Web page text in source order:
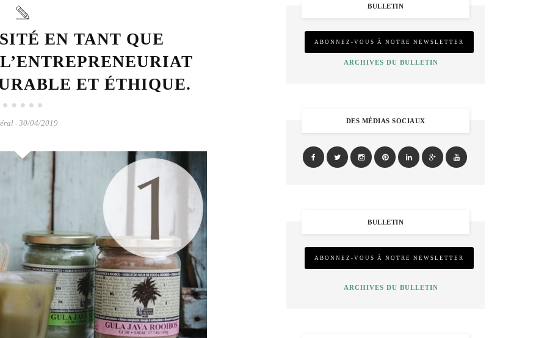
EN TANT QUE
ET ÉTHIQUE.
- 30/04/2019
BULLETIN
ARCHIVES DU BULLETIN
DES MÉDIAS SOCIAUX
BULLETIN
ARCHIVES DU BULLETIN